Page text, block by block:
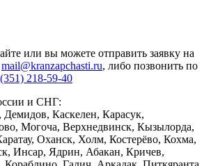
или вы можете отправить заявку на
mail@kranzapchasti.ru, либо позвонить по
218-59-40
и СНГ:
Каскелен, Карасук,
Могоча, Верхнедвинск, Кызылорда,
Оханск, Холм, Костерёво, Кохма,
Инсар, Ядрин, Абакан, Кричев,